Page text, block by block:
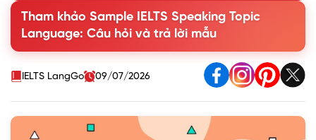
Speaking part 1
2. Sample IELTS Speaking Part 2 Topic Language
3. Tổng hợp câu hỏi và trả lời mẫu Language Topic IELTS
Speaking part 3
Tham khảo Sample IELTS Speaking Topic
Language: Câu hỏi và trả lời mẫu
IELTS LangGo 09/07/2026